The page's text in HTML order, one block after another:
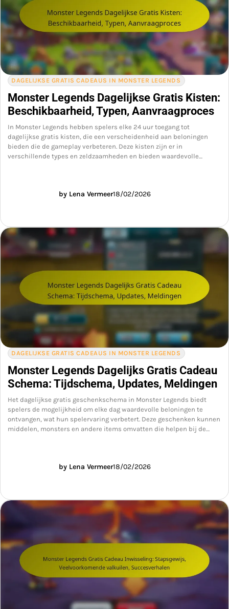
DAGELIJKSE GRATIS CADEAUS IN MONSTER LEGENDS
Monster Legends Dagelijkse Gratis Kisten:
Beschikbaarheid, Typen, Aanvraagproces
In Monster Legends hebben spelers elke 24 uur toegang tot
dagelijkse gratis kisten, die een verscheidenheid aan beloningen
bieden die de gameplay verbeteren. Deze kisten zijn er in
verschillende types en zeldzaamheden en bieden waardevolle…
by Lena Vermeer18/02/2026
DAGELIJKSE GRATIS CADEAUS IN MONSTER LEGENDS
Monster Legends Dagelijks Gratis Cadeau
Schema: Tijdschema, Updates, Meldingen
Het dagelijkse gratis geschenkschema in Monster Legends biedt
spelers de mogelijkheid om elke dag waardevolle beloningen te
ontvangen, wat hun spelervaring verbetert. Deze geschenken kunnen
middelen, monsters en andere items omvatten die helpen bij de…
by Lena Vermeer18/02/2026